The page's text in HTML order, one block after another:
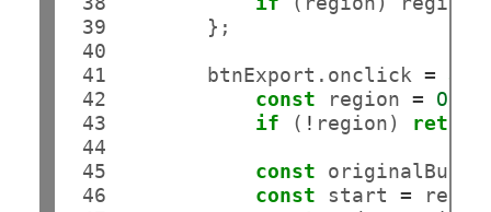
39
40
41
42
43
44
45
46
        };
        btnExport.onclick
=
const region =
if ( ! region) return
const
const start =